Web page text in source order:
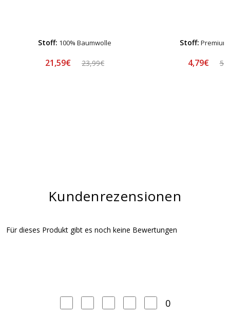
Stoff: 100% Baumwolle
21,59€ 23,99€
Stoff:
4,79€
Kundenrezensionen
Für dieses Produkt gibt es noch keine Bewertungen
0